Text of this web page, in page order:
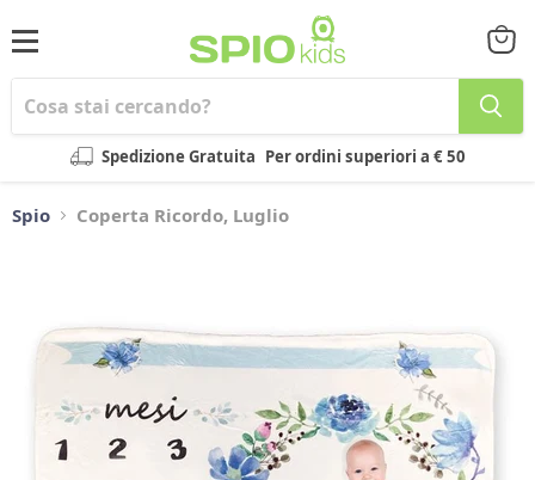
Menu
Spedizione Gratuita Per ordini superiori a € 50
il
Spio Coperta Ricordo, Luglio